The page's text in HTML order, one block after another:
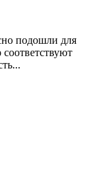
подошли для